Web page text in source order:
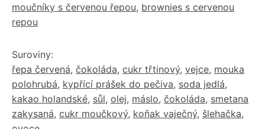
moučníky s červenou řepou, brownies s cervenou
repou
Suroviny:
řepa červená, čokoláda, cukr třtinový, vejce, mouka
polohrubá, kypřící prášek do pečiva, soda jedlá,
kakao holandské, sůl, olej, máslo, čokoláda, smetana
zakysaná, cukr moučkový, koňak vaječný, šlehačka,